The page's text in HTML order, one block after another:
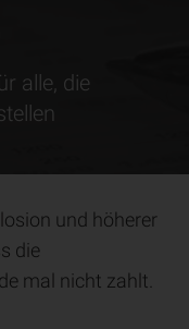
alle, die
und höherer
die
mal nicht zahlt.